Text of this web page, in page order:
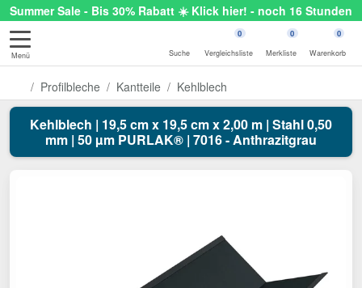
Summer Sale - Bis 30% Rabatt ☀️ Klick hier! - noch 16 Stunden
Menü Suche
0
Vergleichsliste
0
Merkliste
0
Warenkorb
Profilbleche Kantteile Kehlblech
Kehlblech | 19,5 cm x 19,5 cm x 2,00 m | Stahl 0,50
mm | 50 µm PURLAK® | 7016 - Anthrazitgrau